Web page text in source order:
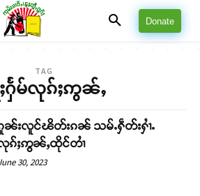
Donate
TAG
ႈႁႅမ်လုၵ်ႈဢွၼ်ႇ
ၼ်းလူင်ၽိတ်းၵၼ် သမ်ႉႁဵတ်းႁၢႆႉ
ၵ်ႈဢွၼ်ႇထိုင်တၢႆ
30, 2023